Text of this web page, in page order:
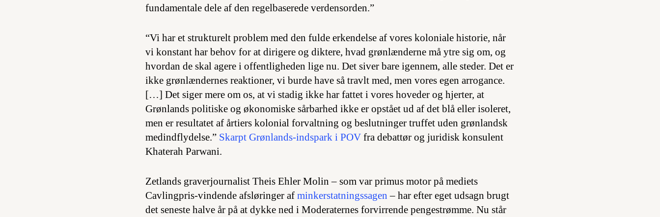
fundamentale dele af den regelbaserede verdensorden.”
“Vi har et strukturelt problem med den fulde erkendelse af vores koloniale historie, når
vi konstant har behov for at dirigere og diktere, hvad grønlænderne må ytre sig om, og
hvordan de skal agere i offentligheden lige nu. Det siver bare igennem, alle steder. Det er
ikke grønlændernes reaktioner, vi burde have så travlt med, men vores egen arrogance.
[…] Det siger mere om os, at vi stadig ikke har fattet i vores hoveder og hjerter, at
Grønlands politiske og økonomiske sårbarhed ikke er opstået ud af det blå eller isoleret,
men er resultatet af årtiers kolonial forvaltning og beslutninger truffet uden grønlandsk
medindflydelse.” Skarpt Grønlands-indspark i POV fra debattør og juridisk konsulent
Khaterah Parwani.
Zetlands graverjournalist Theis Ehler Molin – som var primus motor på mediets
Cavlingpris-vindende afsløringer af minkerstatningssagen – har efter eget udsagn brugt
det seneste halve år på at dykke ned i Moderaternes forvirrende pengestrømme. Nu står